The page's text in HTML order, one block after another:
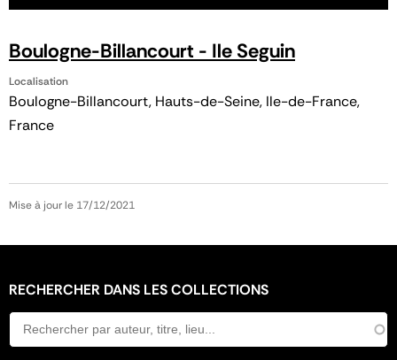
Boulogne-Billancourt - Ile Seguin
Localisation
Boulogne-Billancourt, Hauts-de-Seine, Ile-de-France,
France
Mise à jour le 17/12/2021
RECHERCHER DANS LES COLLECTIONS